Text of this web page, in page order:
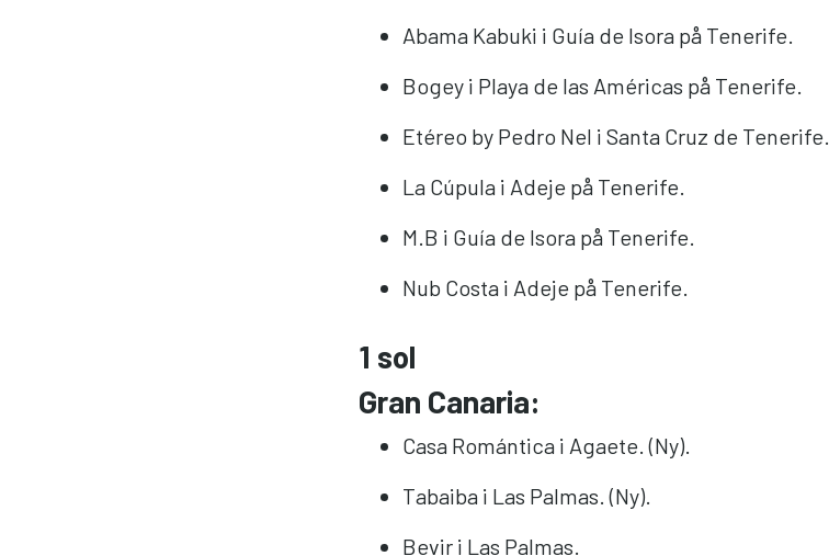
Abama Kabuki i Guía de Isora på Tenerife.
Bogey i Playa de las Américas på Tenerife.
Etéreo by Pedro Nel i Santa Cruz de Tenerife.
La Cúpula i Adeje på Tenerife.
M.B i Guía de Isora på Tenerife.
Nub Costa i Adeje på Tenerife.
1 sol
Gran Canaria:
Casa Romántica i Agaete. (Ny).
Tabaiba i Las Palmas. (Ny).
Bevir i Las Palmas.